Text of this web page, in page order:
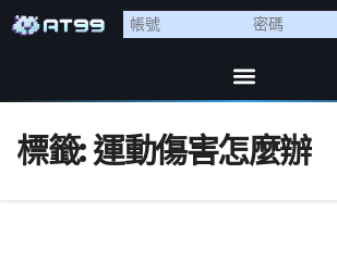
標籤:運動傷害怎麼辦